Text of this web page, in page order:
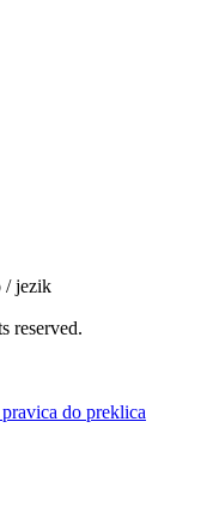
/ jezik
reserved.
do preklica